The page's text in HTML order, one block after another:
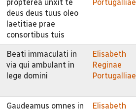
propterea unxit te
deus deus tuus oleo
laetitiae prae
consortibus tuis
Portugalliae
Beati immaculati in
via qui ambulant in
lege domini
Elisabeth
Reginae
Portugalliae
Gaudeamus omnes in
Elisabeth